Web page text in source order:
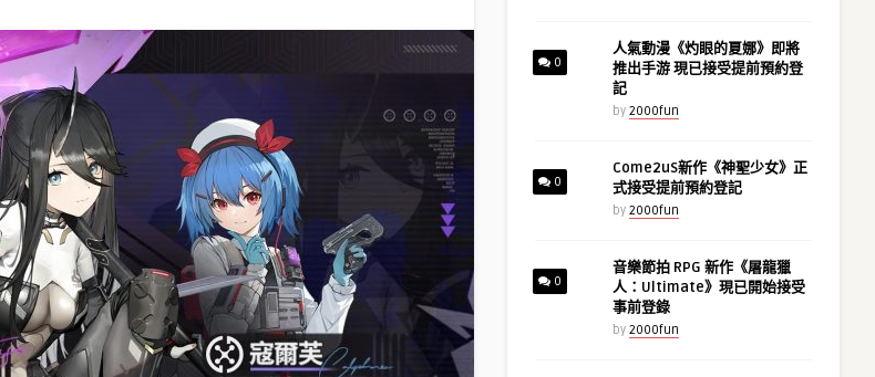
0
人氣動漫《灼眼的夏娜》即將
推出手游 現已接受提前預約登
記
by 2000fun
0
Come2uS新作《神聖少女》正
式接受提前預約登記
by 2000fun
0
音樂節拍 RPG 新作《屠龍獵
人：Ultimate》現已開始接受
事前登錄
by 2000fun